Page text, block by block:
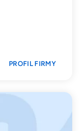
PROFIL FIRMY